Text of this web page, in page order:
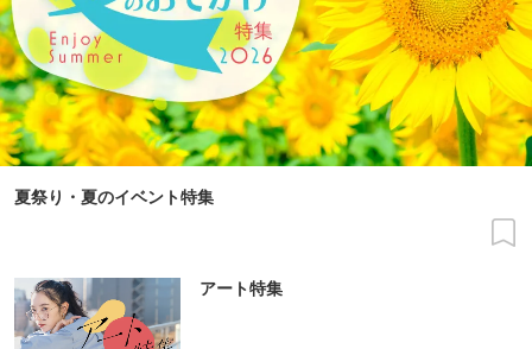
夏祭り・夏のイベント特集
アート特集